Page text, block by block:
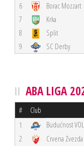
6
Borac Mozzart
7
Krka
8
Split
9
SC Derby
ABA LIGA
# Club
1 Budućnost
2
Crvena